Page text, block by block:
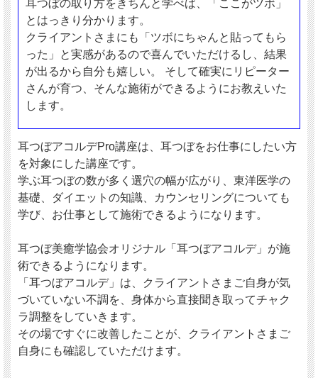
耳つぼの取り方をきちんと学べば、「ここがツボ」
とはっきり分かります。
クライアントさまにも「ツボにちゃんと貼ってもら
った」と実感があるので喜んでいただけるし、結果
が出るから自分も嬉しい。 そして確実にリピーター
さんが育つ、そんな施術ができるようにお教えいた
します。
耳つぼアコルデPro講座は、耳つぼをお仕事にしたい方
を対象にした講座です。
学ぶ耳つぼの数が多く選穴の幅が広がり、東洋医学の
基礎、ダイエットの知識、カウンセリングについても
学び、お仕事として施術できるようになります。
耳つぼ美癒学協会オリジナル「耳つぼアコルデ」が施
術できるようになります。
「耳つぼアコルデ」は、クライアントさまご自身が気
づいていない不調を、身体から直接聞き取ってチャク
ラ調整をしていきます。
その場ですぐに改善したことが、クライアントさまご
自身にも確認していただけます。